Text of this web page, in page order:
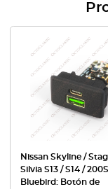
Nissan Skyline /
Silvia S13 / S14 /
Bluebird: Botón de